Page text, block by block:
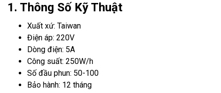
1. Thông Số Kỹ Thuật
Xuất xứ: Taiwan
Điện áp: 220V
Dòng điện: 5A
Công suất: 250W/h
Số đầu phun: 50-100
Bảo hành: 12 tháng